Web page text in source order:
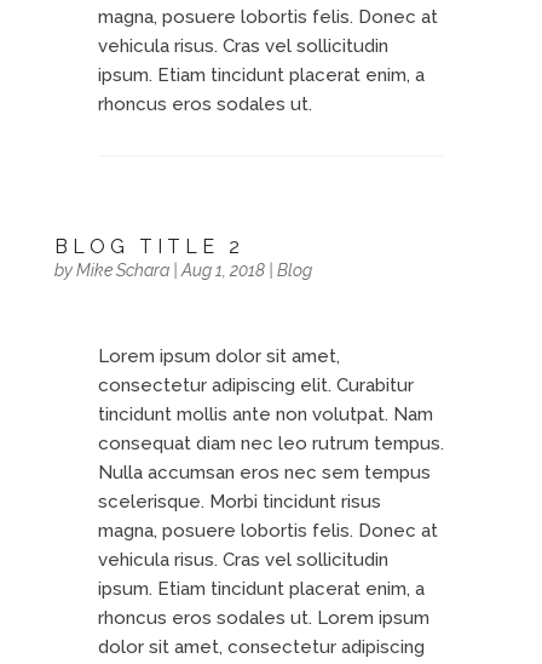
magna, posuere lobortis felis. Donec at
vehicula risus. Cras vel sollicitudin
ipsum. Etiam tincidunt placerat enim, a
rhoncus eros sodales ut.
BLOG TITLE 2
byMike Schara| Aug 1, 2018| Blog
Lorem ipsum dolor sit amet,
consectetur adipiscing elit. Curabitur
tincidunt mollis ante non volutpat. Nam
consequat diam nec leo rutrum tempus.
Nulla accumsan eros nec sem tempus
scelerisque. Morbi tincidunt risus
magna, posuere lobortis felis. Donec at
vehicula risus. Cras vel sollicitudin
ipsum. Etiam tincidunt placerat enim, a
rhoncus eros sodales ut. Lorem ipsum
dolor sit amet, consectetur adipiscing